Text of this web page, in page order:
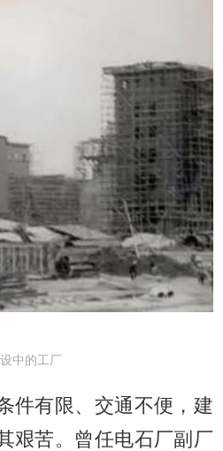
中的工厂
有限、交通不便，建
艰苦。曾任电石厂副厂